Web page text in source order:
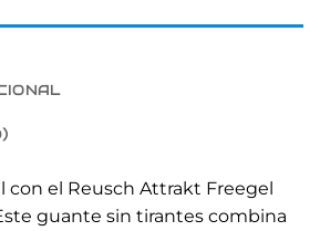
con el Reusch Attrakt Freegel
guante sin tirantes combina